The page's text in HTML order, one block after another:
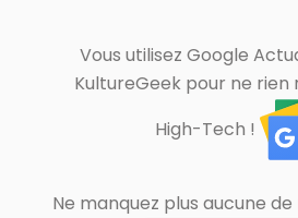
Vous utilisez Google
KultureGeek pour ne
High-Tech !
Ne manquez plus aucune